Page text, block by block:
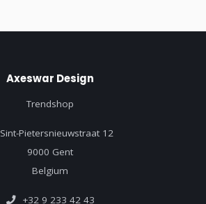
Axeswar Design
Trendshop
Sint-Pietersnieuwstraat 12
9000 Gent
Belgium
+32 9 233 42 43